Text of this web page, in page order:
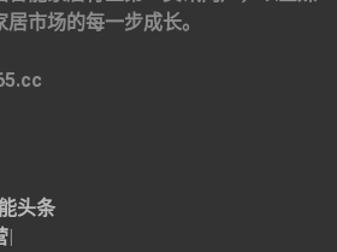
市场的每一步成长。
头条
|